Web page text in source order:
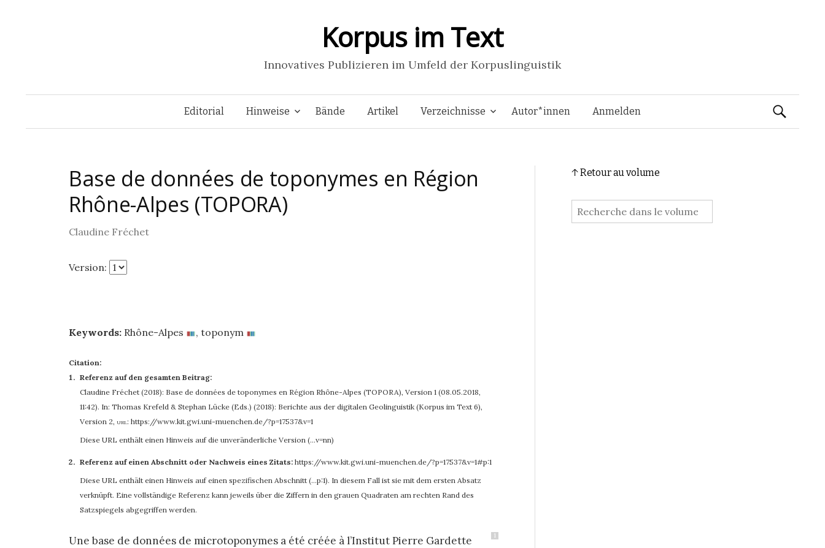
Korpus im Text
Innovatives Publizieren im Umfeld der Korpuslinguistik
Aller
contenu
Editorial Hinweise Bände Artikel Verzeichnisse Autor*innen Anmelden Rechercher :
Base de données de toponymes en Région
Rhône-Alpes (TOPORA)
Claudine Fréchet
Version:
Keywords: Rhône-Alpes , toponym
Citation:
Referenz auf den gesamten Beitrag:
Claudine Fréchet (2018): Base de données de toponymes en Région Rhône-Alpes (TOPORA), Version 1 (08.05.2018,
11:42). In: Thomas Krefeld & Stephan Lücke (Eds.) (2018): Berichte aus der digitalen Geolinguistik (Korpus im Text 6),
Version 2, url: https://www.kit.gwi.uni-muenchen.de/?p=17537&v=1
Diese URL enthält einen Hinweis auf die unveränderliche Version (…v=nn)
Referenz auf einen Abschnitt oder Nachweis eines Zitats: https://www.kit.gwi.uni-muenchen.de/?p=17537&v=1#p:1
Diese URL enthält einen Hinweis auf einen spezifischen Abschnitt (…p:1). In diesem Fall ist sie mit dem ersten Absatz
verknüpft. Eine vollständige Referenz kann jeweils über die Ziffern in den grauen Quadraten am rechten Rand des
Satzspiegels abgegriffen werden.
1
Une base de données de microtoponymes a été créée à l’Institut Pierre Gardette
↑ Retour au volume
: